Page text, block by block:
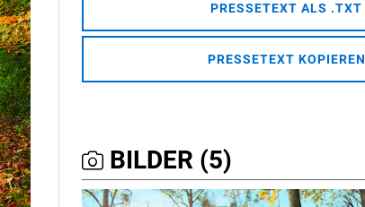
PRESSETEXT ALS .TXT
PRESSETEXT KOPIEREN
BILDER (5)